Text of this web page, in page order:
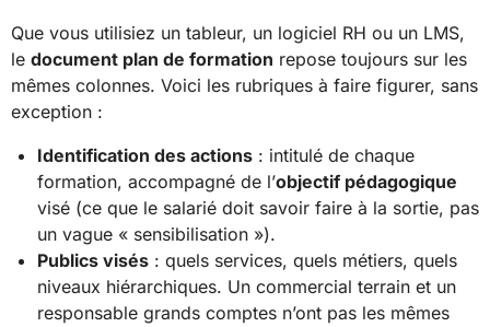
Que vous utilisiez un tableur, un logiciel RH ou un LMS,
le document plan de formation repose toujours sur les
mêmes colonnes. Voici les rubriques à faire figurer, sans
exception :
Identification des actions : intitulé de chaque
formation, accompagné de l’objectif pédagogique
visé (ce que le salarié doit savoir faire à la sortie, pas
un vague « sensibilisation »).
Publics visés : quels services, quels métiers, quels
niveaux hiérarchiques. Un commercial terrain et un
responsable grands comptes n’ont pas les mêmes